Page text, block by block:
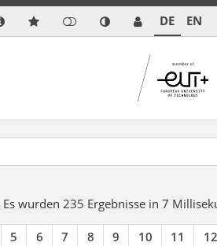
DE EN
Es wurden 235 Ergebnisse in 7
5 6 7 8 9 10 11 12